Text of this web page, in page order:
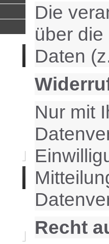
Die
über
Daten
Nur mit
Recht